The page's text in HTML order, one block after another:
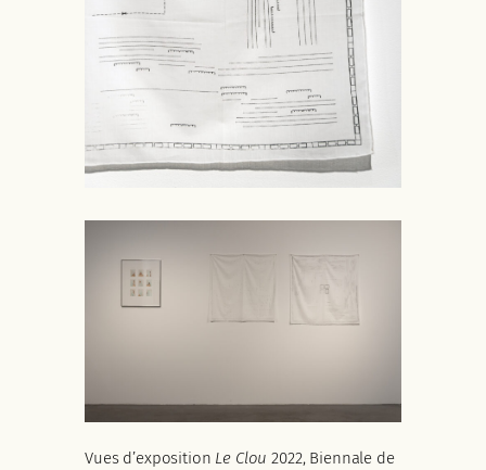
Vues d’exposition Le Clou 2022, Biennale de